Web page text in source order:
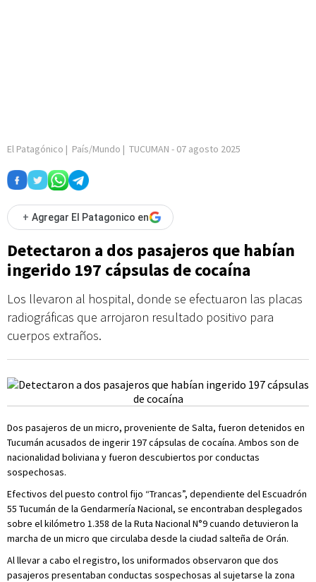
El Patagónico | País/Mundo | TUCUMAN - 07 agosto 2025
+ Agregar El Patagonico en
Detectaron a dos pasajeros que habían
ingerido 197 cápsulas de cocaína
Los llevaron al hospital, donde se efectuaron las placas
radiográficas que arrojaron resultado positivo para
cuerpos extraños.
Dos pasajeros de un micro, proveniente de Salta, fueron detenidos en
Tucumán acusados de ingerir 197 cápsulas de cocaína. Ambos son de
nacionalidad boliviana y fueron descubiertos por conductas
sospechosas.
Efectivos del puesto control fijo “Trancas”, dependiente del Escuadrón
55 Tucumán de la Gendarmería Nacional, se encontraban desplegados
sobre el kilómetro 1.358 de la Ruta Nacional N°9 cuando detuvieron la
marcha de un micro que circulaba desde la ciudad salteña de Orán.
Al llevar a cabo el registro, los uniformados observaron que dos
pasajeros presentaban conductas sospechosas al sujetarse la zona